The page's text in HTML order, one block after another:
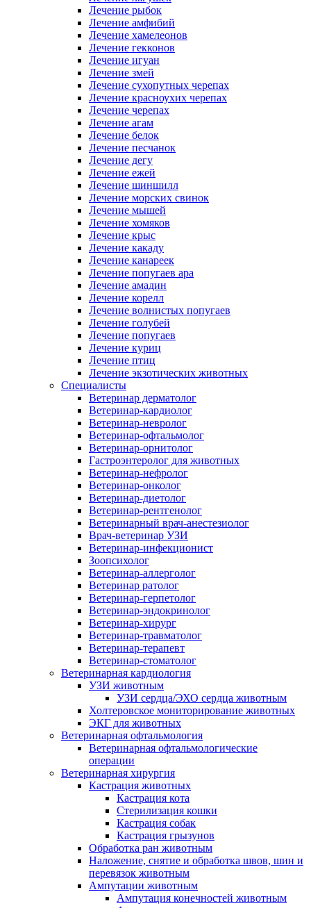
Лечение рыбок
Лечение амфибий
Лечение хамелеонов
Лечение гекконов
Лечение игуан
Лечение змей
Лечение сухопутных черепах
Лечение красноухих черепах
Лечение черепах
Лечение агам
Лечение белок
Лечение песчанок
Лечение дегу
Лечение ежей
Лечение шиншилл
Лечение морских свинок
Лечение мышей
Лечение хомяков
Лечение крыс
Лечение какаду
Лечение канареек
Лечение попугаев ара
Лечение амадин
Лечение корелл
Лечение волнистых попугаев
Лечение голубей
Лечение попугаев
Лечение куриц
Лечение птиц
Лечение экзотических животных
Специалисты
Ветеринар дерматолог
Ветеринар-кардиолог
Ветеринар-невролог
Ветеринар-офтальмолог
Ветеринар-орнитолог
Гастроэнтеролог для животных
Ветеринар-нефролог
Ветеринар-онколог
Ветеринар-диетолог
Ветеринар-рентгенолог
Ветеринарный врач-анестезиолог
Врач-ветеринар УЗИ
Ветеринар-инфекционист
Зоопсихолог
Ветеринар-аллерголог
Ветеринар ратолог
Ветеринар-герпетолог
Ветеринар-эндокринолог
Ветеринар-хирург
Ветеринар-травматолог
Ветеринар-терапевт
Ветеринар-стоматолог
Ветеринарная кардиология
УЗИ животным
УЗИ сердца/ЭХО сердца животным
Холтеровское мониторирование животных
ЭКГ для животных
Ветеринарная офтальмология
Ветеринарная офтальмологические
операции
Ветеринарная хирургия
Кастрация животных
Кастрация кота
Стерилизация кошки
Кастрация собак
Кастрация грызунов
Обработка ран животным
Наложение, снятие и обработка швов, шин и
перевязок животным
Ампутации животным
Ампутация конечностей животным